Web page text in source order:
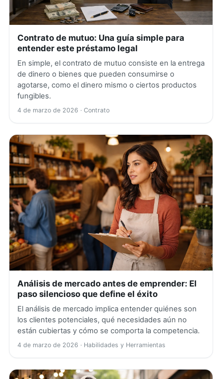
Contrato de mutuo: Una guía simple para
entender este préstamo legal
En simple, el contrato de mutuo consiste en la entrega
de dinero o bienes que pueden consumirse o
agotarse, como el dinero mismo o ciertos productos
fungibles.
4 de marzo de 2026 · Contrato
Análisis de mercado antes de emprender: El
paso silencioso que define el éxito
El análisis de mercado implica entender quiénes son
los clientes potenciales, qué necesidades aún no
están cubiertas y cómo se comporta la competencia.
4 de marzo de 2026 · Habilidades y Herramientas